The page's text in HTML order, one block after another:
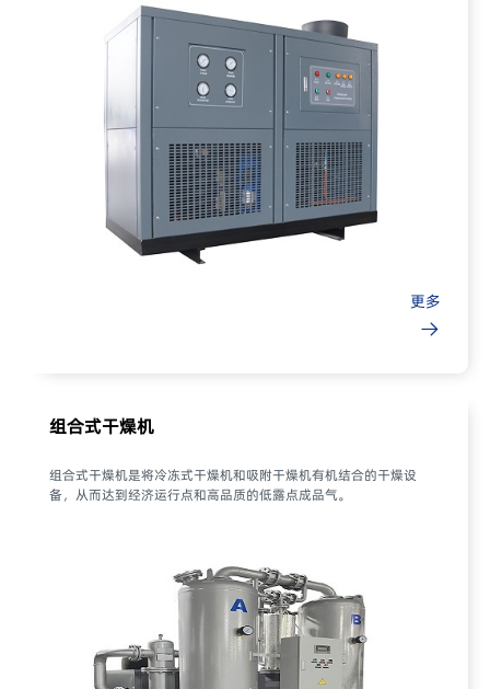
更多
组合式干燥机
组合式干燥机是将冷冻式干燥机和吸附干燥机有机结合的干燥设
备，从而达到经济运行点和高品质的低露点成品气。